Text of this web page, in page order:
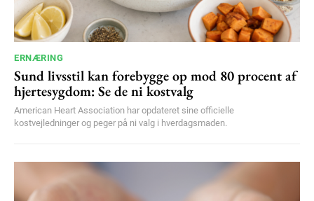
YEARLY PRICING MONTHLY PRICING
ERNÆRING
Sund livsstil kan forebygge op mod 80 procent af
hjertesygdom: Se de ni kostvalg
American Heart Association har opdateret sine officielle
kostvejledninger og peger på ni valg i hverdagsmaden.